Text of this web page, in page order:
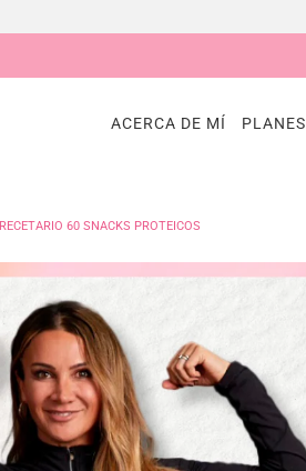
ACERCA DE MÍ PLANES
RECETARIO 60 SNACKS PROTEICOS